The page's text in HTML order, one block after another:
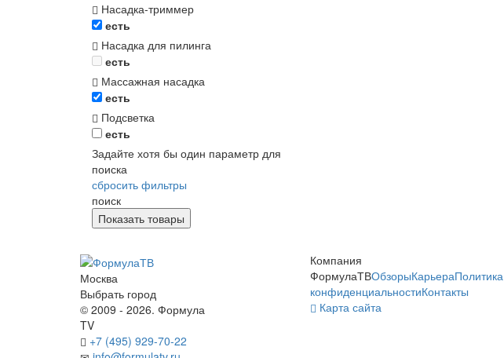
Насадка-триммер
есть
Насадка для пилинга
есть
Массажная насадка
есть
Подсветка
есть
Задайте хотя бы один параметр для
поиска
сбросить фильтры
поиск
Москва
Выбрать город
© 2009 - 2026. Формула
TV
+7 (495) 929-70-22
Компания
ФормулаТВОбзорыКарьераПолитика
конфиденциальностиКонтакты
Карта сайта